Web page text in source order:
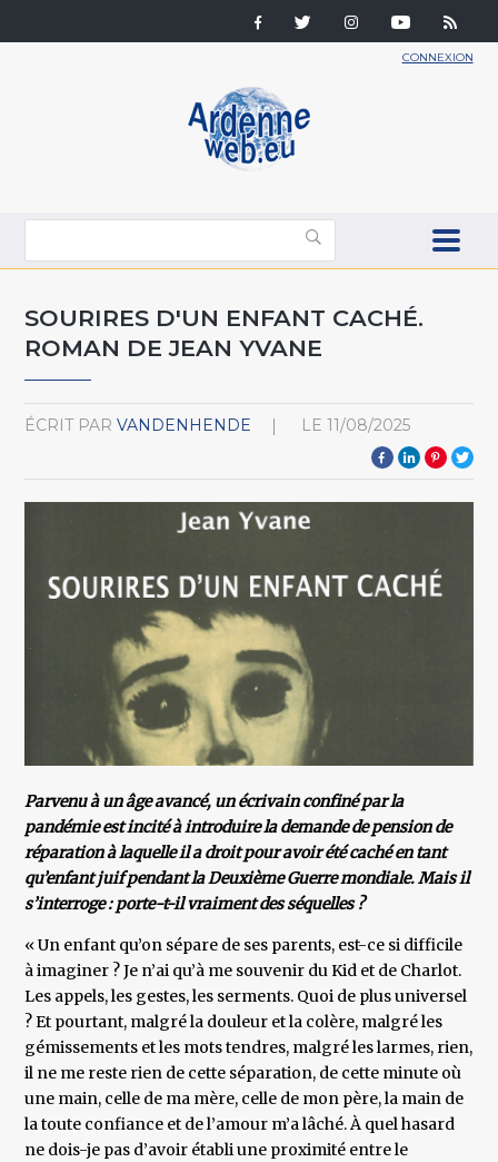
CONNEXION
SOURIRES D'UN ENFANT CACHÉ.
ROMAN DE JEAN YVANE
ÉCRIT PAR VANDENHENDE LE 11/08/2025
Parvenu à un âge avancé, un écrivain confiné par la
pandémie est incité à introduire la demande de pension de
réparation à laquelle il a droit pour avoir été caché en tant
qu’enfant juif pendant la Deuxième Guerre mondiale. Mais il
s’interroge : porte-t-il vraiment des séquelles ?
« Un enfant qu’on sépare de ses parents, est-ce si difficile
à imaginer ? Je n’ai qu’à me souvenir du Kid et de Charlot.
Les appels, les gestes, les serments. Quoi de plus universel
? Et pourtant, malgré la douleur et la colère, malgré les
gémissements et les mots tendres, malgré les larmes, rien,
il ne me reste rien de cette séparation, de cette minute où
une main, celle de ma mère, celle de mon père, la main de
la toute confiance et de l’amour m’a lâché. À quel hasard
ne dois-je pas d’avoir établi une proximité entre le